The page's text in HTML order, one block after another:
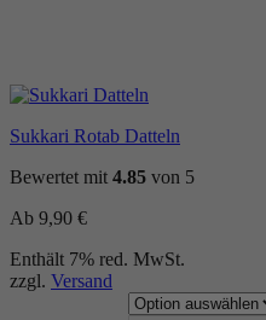
Sukkari Rotab Datteln
Bewertet mit 4.85 von 5
Ab 9,90 €
Enthält 7% red. MwSt.
zzgl. Versand